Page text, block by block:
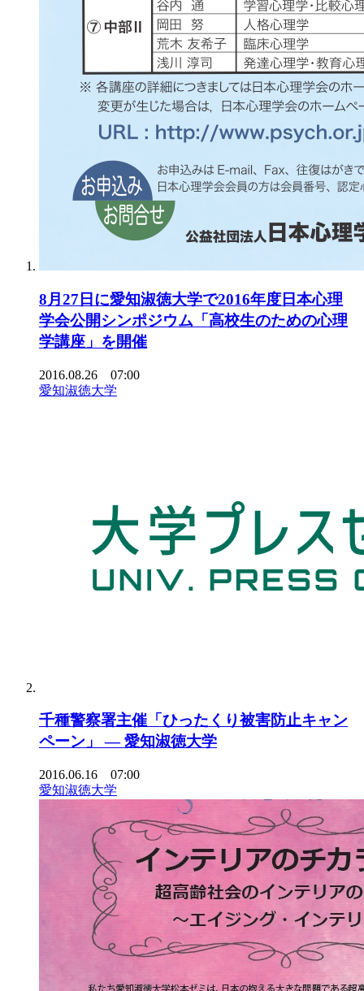
8月27日に愛知淑徳大学で2016年度日本心理
学会公開シンポジウム「高校生のための心理
学講座」を開催
2016.08.26 07:00
愛知淑徳大学
千種警察署主催「ひったくり被害防止キャン
ペーン」 — 愛知淑徳大学
2016.06.16 07:00
愛知淑徳大学